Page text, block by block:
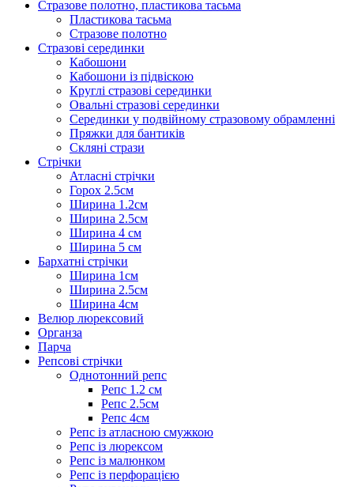
Стразове полотно, пластикова тасьма
Пластикова тасьма
Стразове полотно
Стразові серединки
Кабошони
Кабошони із підвіскою
Круглі стразові серединки
Овальні стразові серединки
Серединки у подвійному стразовому обрамленні
Пряжки для бантиків
Скляні стрази
Стрічки
Атласні стрічки
Горох 2.5см
Ширина 1.2см
Ширина 2.5см
Ширина 4 см
Ширина 5 см
Бархатні стрічки
Ширина 1см
Ширина 2.5см
Ширина 4см
Велюр люрексовий
Органза
Парча
Репсові стрічки
Однотонний репс
Репс 1.2 см
Репс 2.5см
Репс 4см
Репс із атласною смужкою
Репс із люрексом
Репс із малюнком
Репс із перфорацією